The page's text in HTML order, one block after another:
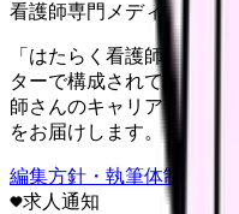
看護師専門メディア
「はたらく看護師さん」
ターで構成されています
師さんのキャリア・転職
をお届けします。
編集方針・執筆体制・監
求人通知